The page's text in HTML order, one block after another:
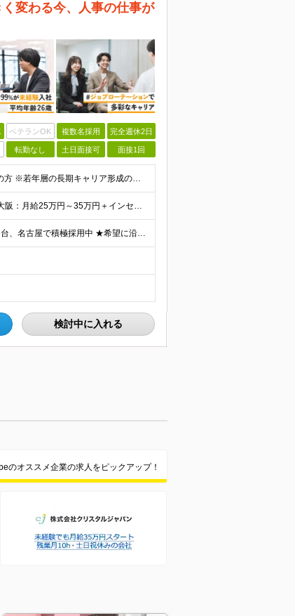
変わる今、人事の仕事が
ベテランOK 複数名採用 完全週休2日
転勤なし 土日面接可 面接1回
◆職種・業種・社会人未経験歓迎！ ◆学歴不問 ◆34歳以下の方 ※若年層の長期キャリア形成のため ◎メンバーの99％が未経験入社 ◎人柄・ポテンシャル重視採用 ◎早期から活躍したい方大歓迎 経験や
■東京（首都圏）：月給27万円～35万円＋インセンティブ ■大阪：月給25万円～35万円＋インセンティブ ■その他地方：月給23万円～35万円＋インセンティブ ※上記の額には下記の固定残業代を含みま
★東京、大阪、福岡など、各拠点を中心とした全国採用 ★仙台、名古屋で積極採用中 ★希望に沿わない転勤なし ★U・Iターン歓迎 ■東京本社 東京都渋谷区道玄坂2-25-12 道玄坂通3階3-1a ■
検討中に入れる
のオススメ企業の求人をピックアップ！